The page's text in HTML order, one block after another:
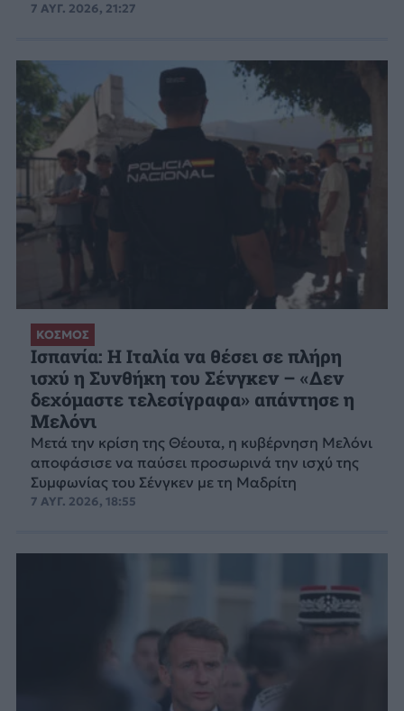
7 ΑΥΓ. 2026, 21:27
ΚΟΣΜΟΣ
Ισπανία: Η Ιταλία να θέσει σε πλήρη
ισχύ η Συνθήκη του Σένγκεν – «Δεν
δεχόμαστε τελεσίγραφα» απάντησε η
Μελόνι
Μετά την κρίση της Θέουτα, η κυβέρνηση Μελόνι
αποφάσισε να παύσει προσωρινά την ισχύ της
Συμφωνίας του Σένγκεν με τη Μαδρίτη
7 ΑΥΓ. 2026, 18:55